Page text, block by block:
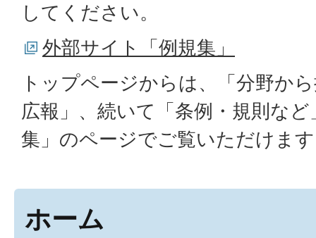
してください。
外部サイト「例規集」
トップページからは、「分野か
広報」、続いて「条例・規則な
集」のページでご覧いただけま
ホーム